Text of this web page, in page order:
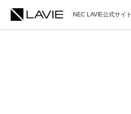
NEC LAVIE公式サイト